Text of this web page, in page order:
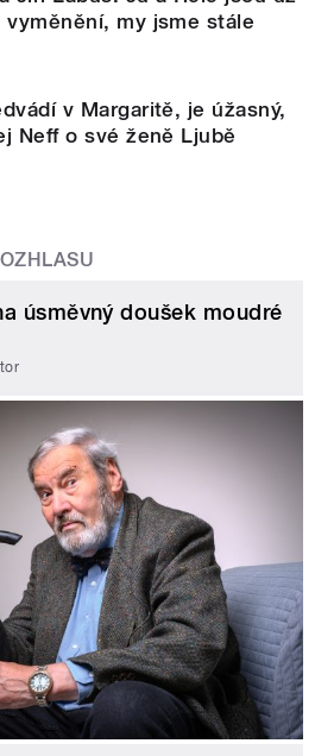
vyměnění, my jsme stále
v Margaritě, je úžasný,
Neff o své ženě Ljubě
úsměvný doušek moudré